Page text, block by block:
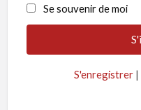
Se souvenir de moi
S'enregistrer |